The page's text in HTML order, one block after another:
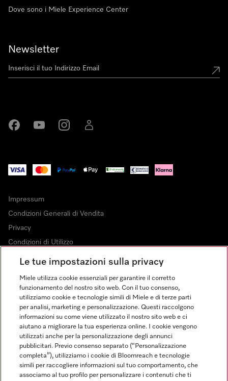
Dove sono i Miele Experience Center
Newsletter
Impressum
Condizioni Generali di Vendita
Privacy
Condizioni di Utilizzo
Dichiarazione di Accessibilità
Legge sui servizi digitali
Impostazioni dei cookie
FINANZIAMENTO FINO A 50 MESI CON OPZIONE 10 E TASSO
ZERO
Le tue impostazioni sulla privacy
Miele utilizza cookie essenziali per garantire il corretto
funzionamento del nostro sito web. Con il tuo consenso,
utilizziamo cookie e tecnologie simili di Miele e di terze parti
per analisi, marketing e personalizzazione. Questi raccolgono
informazioni su come viene utilizzato il nostro sito web e ci
aiutano a migliorare la tua esperienza online. I cookie vengono
utilizzati anche per la personalizzazione degli annunci
pubblicitari. Previo consenso separato (“Personalizzazione
completa”), utilizziamo i cookie di Bloomreach e tecnologie
simili per raccogliere informazioni sul tuo comportamento, che
associamo al tuo profilo per personalizzare i contenuti che ti